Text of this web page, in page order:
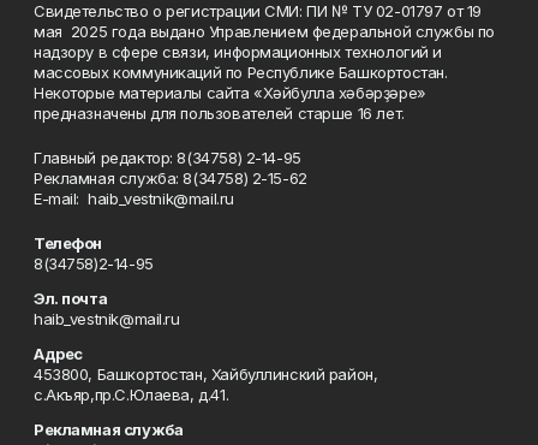
Свидетельство о регистрации СМИ: ПИ № ТУ 02-01797 от 19
мая 2025 года выдано Управлением федеральной службы по
надзору в сфере связи, информационных технологий и
массовых коммуникаций по Республике Башкортостан.
Некоторые материалы сайта «Хәйбулла хәбәрҙәре»
предназначены для пользователей старше 16 лет.
Главный редактор: 8(34758) 2-14-95
Рекламная служба: 8(34758) 2-15-62
Е-mаil: haib_vestnik@mail.ru
Телефон
8(34758)2-14-95
Эл. почта
haib_vestnik@mail.ru
Адрес
453800, Башкортостан, Хайбуллинский район,
с.Акъяр,пр.С.Юлаева, д.41.
Рекламная служба